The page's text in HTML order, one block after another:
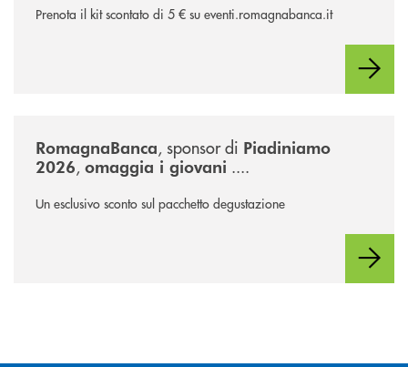
Prenota il kit scontato di 5 € su eventi.romagnabanca.it
RomagnaBanca, sponsor di Piadiniamo
2026, omaggia i giovani ....
Un esclusivo sconto sul pacchetto degustazione